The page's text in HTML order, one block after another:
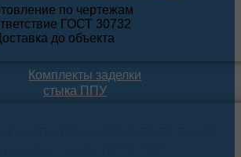
Комплекты заделки
стыка ППУ